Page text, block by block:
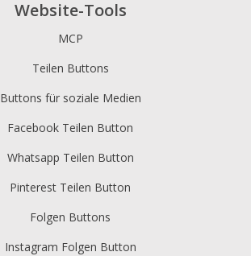
Website-Tools
MCP
Teilen Buttons
Buttons für soziale Medien
Facebook Teilen Button
Whatsapp Teilen Button
Pinterest Teilen Button
Folgen Buttons
Instagram Folgen Button